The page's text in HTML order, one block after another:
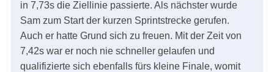
in 7,73s die Ziellinie passierte. Als nächster wurde
Sam zum Start der kurzen Sprintstrecke gerufen.
Auch er hatte Grund sich zu freuen. Mit der Zeit von
7,42s war er noch nie schneller gelaufen und
qualifizierte sich ebenfalls fürs kleine Finale, womit